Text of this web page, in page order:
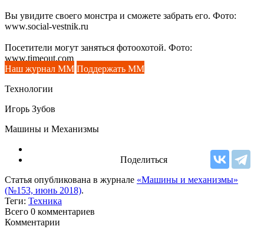
Вы увидите своего монстра и сможете забрать его. Фото:
www.social-vestnik.ru
Посетители могут заняться фотоохотой. Фото:
www.timeout.com
Наш журнал ММ Поддержать ММ
Технологии
Игорь Зубов
Машины и Механизмы
Поделиться
Статья опубликована в журнале «Машины и механизмы»
(№153, июнь 2018).
Теги: Техника
Всего 0 комментариев
Комментарии